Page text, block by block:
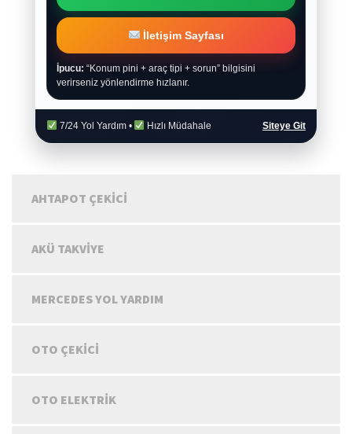
İletişim Sayfası
İpucu: “Konum pini + araç tipi + sorun” bilgisini
verirseniz yönlendirme hızlanır.
7/24 Yol Yardım • Hızlı Müdahale Siteye Git
AHTAPOT ÇEKICI
AKÜ TAKVIYE
MERCEDES YOL YARDIM
OTO ÇEKICI
OTO ELEKTRIK